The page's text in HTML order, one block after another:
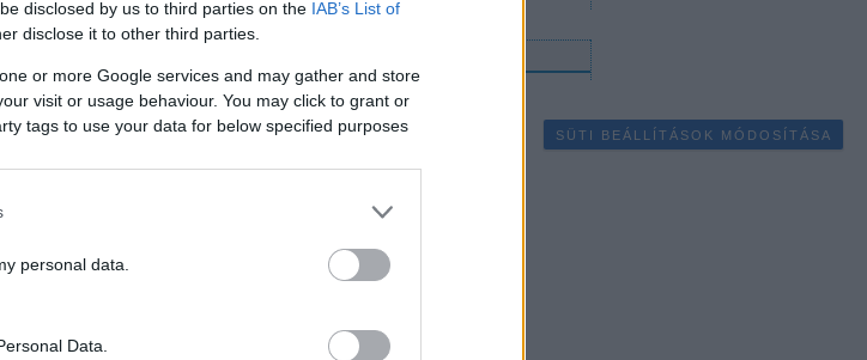
disclosed by us to third parties on the IAB’s List of
disclose it to other third parties.
or more Google services and may gather and store
visit or usage behaviour. You may click to grant or
tags to use your data for below specified purposes
personal data.
Data.
Viktor és Szirányi Bence
vb előtti edzőtáborába, akárcsak
SÜTI BEÁLLÍTÁSOK MÓDOSÍTÁSA